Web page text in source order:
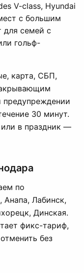
V-class, Hyundai
с большим
для семей с
гольф-
карта, СБП,
предупреждении
30 минут.
или в праздник —
по
Анапа, Лабинск,
Динская.
фикс-тариф,
без